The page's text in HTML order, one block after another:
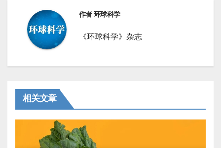
作者环球科学
《环球科学》杂志
相关文章